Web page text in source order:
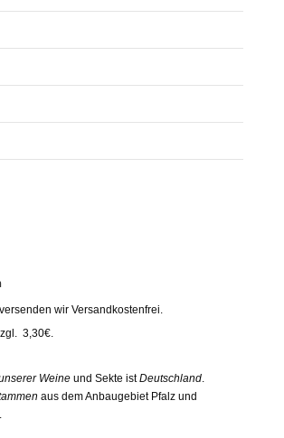
wir Versandkostenfrei.
3,30€.
Weineund Sekte istDeutschland.
aus dem Anbaugebiet Pfalz und